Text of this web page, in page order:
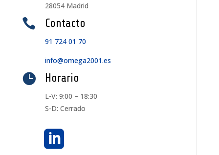
28054 Madrid
 Contacto
91 724 01 70
info@omega2001.es
 Horario
L-V: 9:00 – 18:30
S-D: Cerrado
